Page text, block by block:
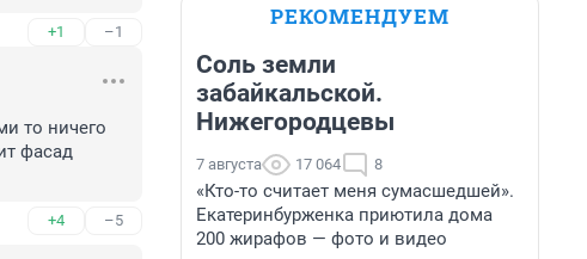
+1 –1
то ничего
фасад
+4 –5
РЕКОМЕНДУЕМ
Соль земли
забайкальской.
Нижегородцевы
7 августа 17 064 8
«Кто-то считает меня сумасшедшей».
Екатеринбурженка приютила дома
200 жирафов — фото и видео